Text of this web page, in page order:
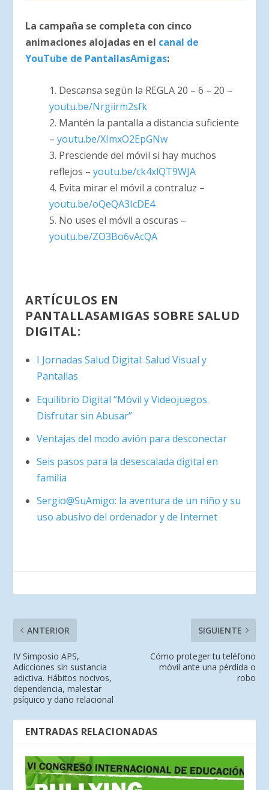
La campaña se completa con cinco
animaciones alojadas en el canal de
YouTube de PantallasAmigas:
1. Descansa según la REGLA 20 – 6 – 20 –
youtu.be/Nrgiirm2sfk
2. Mantén la pantalla a distancia suficiente
–youtu.be/XImxO2EpGNw
3. Presciende del móvil si hay muchos
reflejos –youtu.be/ck4xlQT9WJA
4. Evita mirar el móvil a contraluz –
youtu.be/oQeQA3IcDE4
5. No uses el móvil a oscuras –
youtu.be/ZO3Bo6vAcQA
ARTÍCULOS EN
PANTALLASAMIGAS SOBRE SALUD
DIGITAL:
I Jornadas Salud Digital: Salud Visual y
Pantallas
Equilibrio Digital “Móvil y Videojuegos.
Disfrutar sin Abusar”
Ventajas del modo avión para desconectar
Seis pasos para la desescalada digital en
familia
Sergio@SuAmigo: la aventura de un niño y su
uso abusivo del ordenador y de Internet
ANTERIOR
IV Simposio APS,
Adicciones sin sustancia
adictiva. Hábitos nocivos,
dependencia, malestar
psíquico y daño relacional
SIGUIENTE
Cómo proteger tu teléfono
móvil ante una pérdida o
robo
ENTRADAS RELACIONADAS